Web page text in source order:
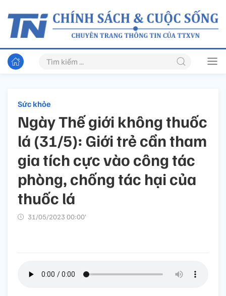
Sức khỏe
Ngày Thế giới không thuốc
lá (31/5): Giới trẻ cần tham
gia tích cực vào công tác
phòng, chống tác hại của
thuốc lá
31/05/2023 00:00’